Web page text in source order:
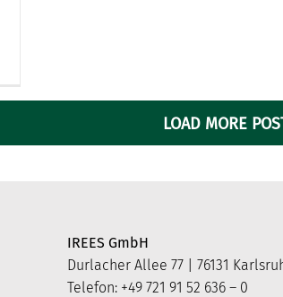
LOAD MORE
IREES GmbH
Durlacher Allee 77 | 76131
Telefon: +49 721 91 52 636 – 0